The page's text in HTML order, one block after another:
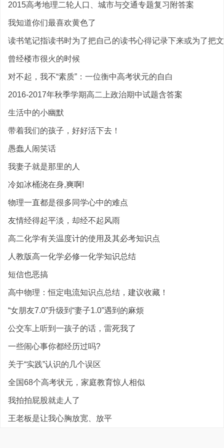
2015高考地理二轮人口、城市与交通专题复习附答案
我知道你们最喜欢黄色了
读书笔记指读书时为了把自己的读书心得记录下来或为了把
曾经楼市很火的时候
对不起，我不“素质”：一位衡中高考状元的自白
2016-2017年秋季学期高二上政治期中试题含答案
生活中的小幽默
带着我们的孩子，好好活下去！
愚蠢人闹笑话
我妻子就是那里的人
冷如冰桶浇在身,爽啊!
物理一直都是很多同学心中的难点
友情经得起平淡，却经不起风雨
高二化学有关温度计的使用及其必考知识点
人教版高一化学必修一化学知识总结
短信也恶搞
高中物理：恒定电流知识点总结，建议收藏！
“女朋友7.0”升级到“妻子1.0”遇到的麻烦
公交车上听到一孩子的话，雷死我了
一些闹心事你都经历过吗?
关于“实践”认识的几个误区
全国68个高考状元，家庭教育惊人相似
我拍拍屁股就走人了
王老板是让我心胸放宽、放平